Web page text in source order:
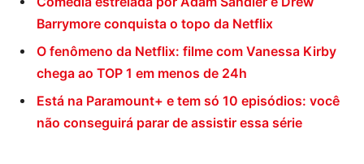
Barrymore conquista o topo da Netflix
O fenômeno da Netflix: filme com Vanessa Kirby
chega ao TOP 1 em menos de 24h
Está na Paramount+ e tem só 10 episódios: você
não conseguirá parar de assistir essa série